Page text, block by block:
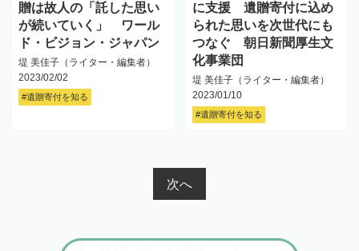
贈は故人の「託した思い
が続いていく」 ワール
ド・ビジョン・ジャパン
堤 美佳子（ライター・編集者）
2023/02/02
#遺贈寄付を知る
に支援 遺贈寄付に込め
られた思いを次世代にも
つなぐ 朝日新聞厚生文
化事業団
堤 美佳子（ライター・編集者）
2023/01/10
#遺贈寄付を知る
次へ